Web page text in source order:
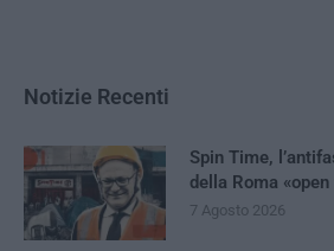
Notizie Recenti
Spin Time,
della Roma
7 Agosto 2026